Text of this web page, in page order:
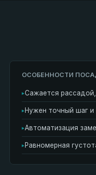
ОСОБЕННОСТИ
▸Сажается
▸ Нужен точный шаг и
▸Автоматизация
▸ Равномерная